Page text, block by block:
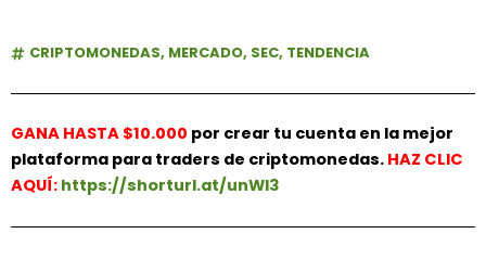
CRIPTOMONEDAS, MERCADO, SEC, TENDENCIA
GANA HASTA $10.000 por crear tu cuenta en la mejor
plataforma para traders de criptomonedas. HAZ CLIC
AQUÍ: https://shorturl.at/unWl3